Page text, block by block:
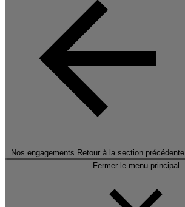
Nos engagements Retour à la section précédente
Fermer le menu principal